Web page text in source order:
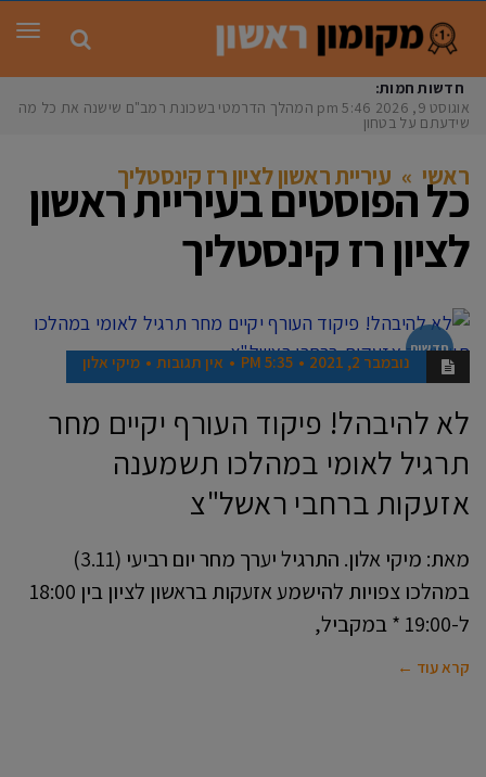
חדשות חמות:
אוגוסט 9, 2026
5:46 pm המהלך הדרמטי בשכונת רמב"ם שישנה את כל מה
שידעתם על בטחון
ראשי » עיריית ראשון לציון רז קינסטליך
כל הפוסטים בעיריית ראשון
לציון רז קינסטליך
חדשות
נובמבר 2, 2021 5:35 PM אין תגובות מיקי אלון
לא להיבהל! פיקוד העורף יקיים מחר
תרגיל לאומי במהלכו תשמענה
אזעקות ברחבי ראשל"צ
מאת: מיקי אלון. התרגיל יערך מחר יום רביעי (3.11)
במהלכו צפויות להישמע אזעקות בראשון לציון בין 18:00
ל-19:00 * במקביל,
קרא עוד ←